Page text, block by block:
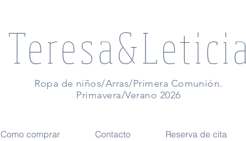
Teresa&Leticia
Ropa de niños/Arras/Primera Comunión.
Primavera/Verano 2026
Como comprar Contacto Reserva de cita